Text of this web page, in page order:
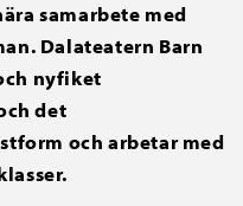
samarbete med
Dalateatern Barn
nyfiket
det
och arbetar med